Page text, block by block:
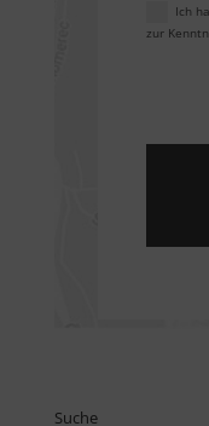
Ich
zur
Suche